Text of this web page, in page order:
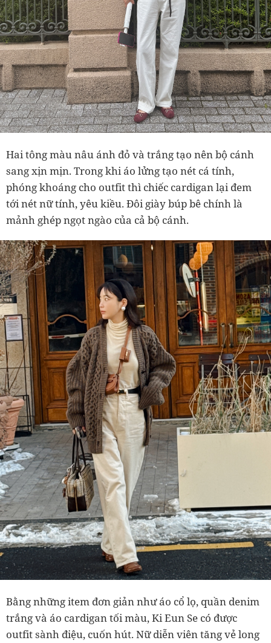
Hai tông màu nâu ánh đỏ và trắng tạo nên bộ cánh
sang xịn mịn. Trong khi áo lửng tạo nét cá tính,
phóng khoáng cho outfit thì chiếc cardigan lại đem
tới nét nữ tính, yêu kiều. Đôi giày búp bê chính là
mảnh ghép ngọt ngào của cả bộ cánh.
Bằng những item đơn giản như áo cổ lọ, quần denim
trắng và áo cardigan tối màu, Ki Eun Se có được
outfit sành điệu, cuốn hút. Nữ diễn viên tăng vẻ long